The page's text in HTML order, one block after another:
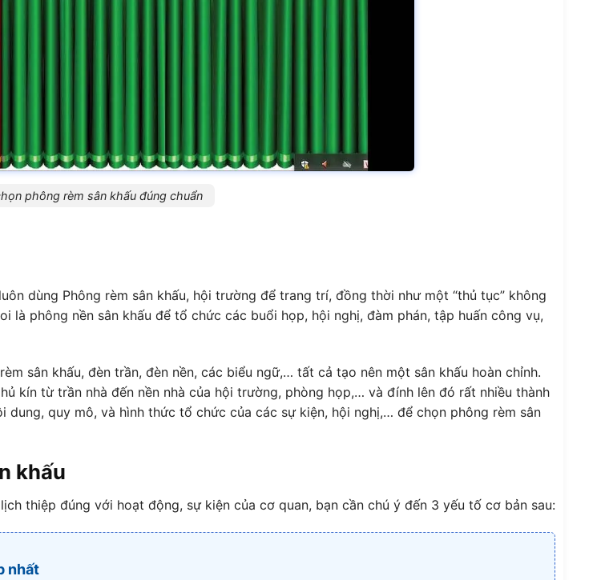
phông rèm sân khấu đúng chuẩn
dùng Phông rèm sân khấu, hội trường để trang trí, đồng thời như một “thủ tục” không
phông nền sân khấu để tổ chức các buổi họp, hội nghị, đàm phán, tập huấn công vụ,
sân khấu, đèn trần, đèn nền, các biểu ngữ,… tất cả tạo nên một sân khấu hoàn chỉnh.
kín từ trần nhà đến nền nhà của hội trường, phòng họp,… và đính lên đó rất nhiều thành
quy mô, và hình thức tổ chức của các sự kiện, hội nghị,… để chọn phông rèm sân
khấu
thiệp đúng với hoạt động, sự kiện của cơ quan, bạn cần chú ý đến 3 yếu tố cơ bản sau:
nhất